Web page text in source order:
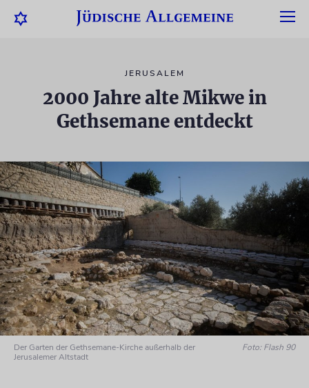
JERUSALEM
2000 Jahre alte Mikwe in
Gethsemane entdeckt
Der Garten der Gethsemane-Kirche außerhalb der
Jerusalemer Altstadt
Foto: Flash 90